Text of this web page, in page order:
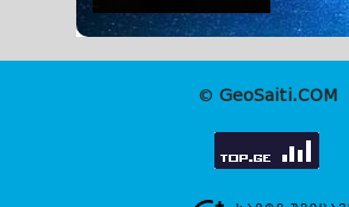
© GeoSaiti.COM